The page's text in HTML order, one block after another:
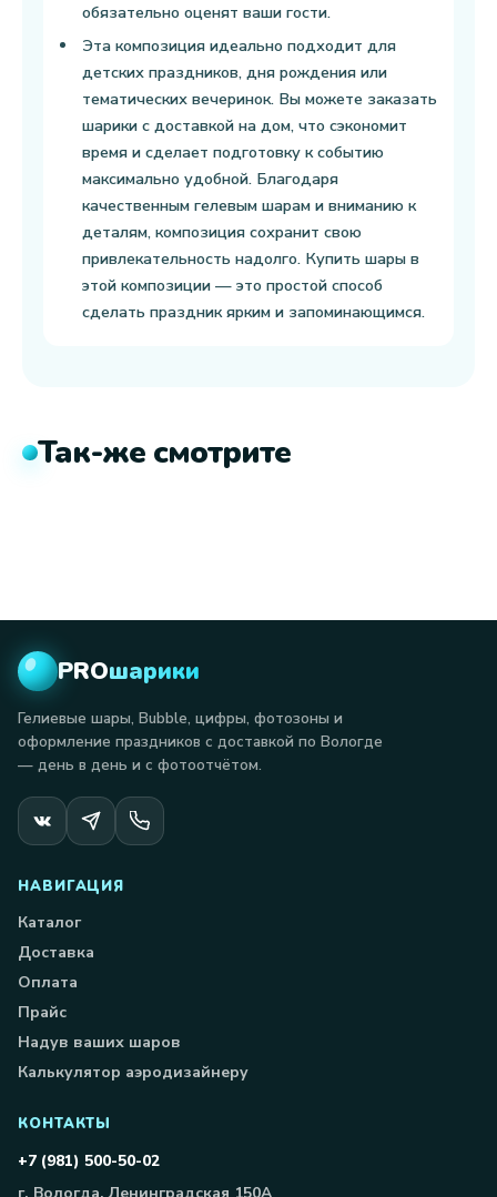
обязательно оценят ваши гости.
Эта композиция идеально подходит для
детских праздников, дня рождения или
тематических вечеринок. Вы можете заказать
шарики с доставкой на дом, что сэкономит
время и сделает подготовку к событию
максимально удобной. Благодаря
качественным гелевым шарам и вниманию к
деталям, композиция сохранит свою
привлекательность надолго. Купить шары в
этой композиции — это простой способ
сделать праздник ярким и запоминающимся.
Так-же смотрите
PROшарики
Гелиевые шары, Bubble, цифры, фотозоны и
оформление праздников с доставкой по Вологде
— день в день и с фотоотчётом.
НАВИГАЦИЯ
Каталог
Доставка
Оплата
Прайс
Надув ваших шаров
Калькулятор аэродизайнеру
КОНТАКТЫ
+7 (981) 500-50-02